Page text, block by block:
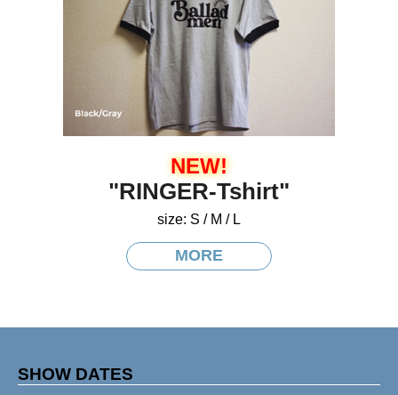
NEW!
"RINGER-Tshirt"
size: S / M / L
MORE
SHOW DATES